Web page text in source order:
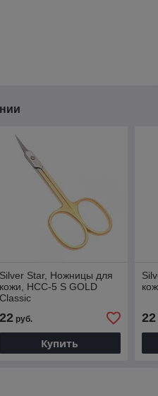
Silver Star, Ножницы для
кожи, HCC-5 S GOLD
Classic
22руб.
Купить
22